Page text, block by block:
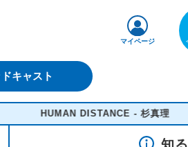
キャスト
マイページ
HUMAN DISTANCE - 杉真理